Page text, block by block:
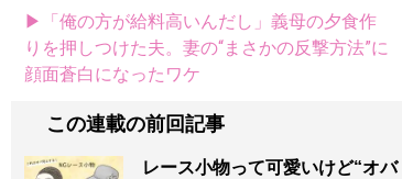
▶「俺の方が給料高いんだし」義母の夕食作
りを押しつけた夫。妻の“まさかの反撃方法”に
顔面蒼白になったワケ
この連載の前回記事
レース小物って可愛いけど“オバ